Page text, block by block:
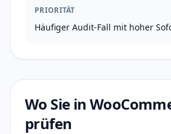
PRIORITÄT
Häufiger Audit-Fall mit hoher
Wo Sie in
prüfen